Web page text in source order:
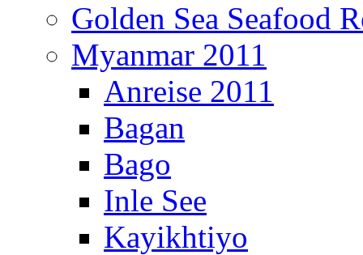
Golden Sea Seafood
Myanmar 2011
Anreise 2011
Bagan
Bago
Inle See
Kayikhtiyo